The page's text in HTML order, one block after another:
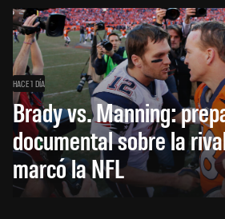
HACE 1 DÍA
Brady vs. Manning:
documental sobre la
marcó la NFL